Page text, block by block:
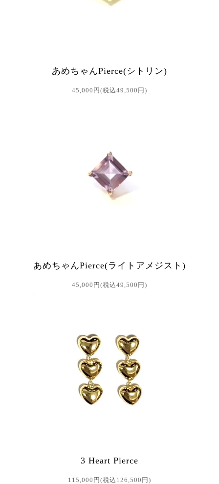
あめちゃんPierce(シトリン)
45,000円(税込49,500円)
あめちゃんPierce(ライトアメジスト)
45,000円(税込49,500円)
3 Heart Pierce
115,000円(税込126,500円)